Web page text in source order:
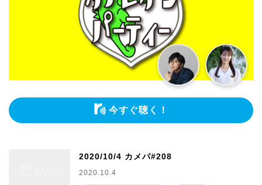
今すぐ聴く！
2020/10/4 カメパ#208
2020.10.4